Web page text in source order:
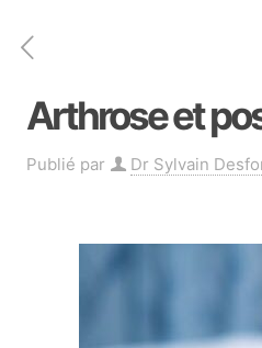
Arthrose et
Publié par Dr Sylvain